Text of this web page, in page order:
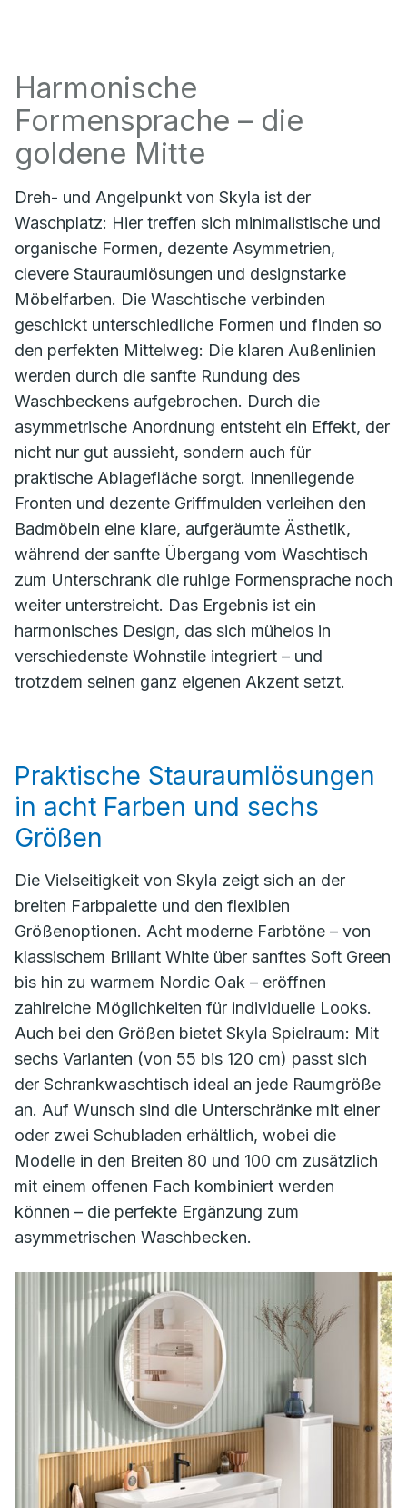
Harmonische
Formensprache – die
goldene Mitte
Dreh- und Angelpunkt von Skyla ist der
Waschplatz: Hier treffen sich minimalistische und
organische Formen, dezente Asymmetrien,
clevere Stauraumlösungen und designstarke
Möbelfarben. Die Waschtische verbinden
geschickt unterschiedliche Formen und finden so
den perfekten Mittelweg: Die klaren Außenlinien
werden durch die sanfte Rundung des
Waschbeckens aufgebrochen. Durch die
asymmetrische Anordnung entsteht ein Effekt, der
nicht nur gut aussieht, sondern auch für
praktische Ablagefläche sorgt. Innenliegende
Fronten und dezente Griffmulden verleihen den
Badmöbeln eine klare, aufgeräumte Ästhetik,
während der sanfte Übergang vom Waschtisch
zum Unterschrank die ruhige Formensprache noch
weiter unterstreicht. Das Ergebnis ist ein
harmonisches Design, das sich mühelos in
verschiedenste Wohnstile integriert – und
trotzdem seinen ganz eigenen Akzent setzt.
Praktische Stauraumlösungen
in acht Farben und sechs
Größen
Die Vielseitigkeit von Skyla zeigt sich an der
breiten Farbpalette und den flexiblen
Größenoptionen. Acht moderne Farbtöne – von
klassischem Brillant White über sanftes Soft Green
bis hin zu warmem Nordic Oak – eröffnen
zahlreiche Möglichkeiten für individuelle Looks.
Auch bei den Größen bietet Skyla Spielraum: Mit
sechs Varianten (von 55 bis 120 cm) passt sich
der Schrankwaschtisch ideal an jede Raumgröße
an. Auf Wunsch sind die Unterschränke mit einer
oder zwei Schubladen erhältlich, wobei die
Modelle in den Breiten 80 und 100 cm zusätzlich
mit einem offenen Fach kombiniert werden
können – die perfekte Ergänzung zum
asymmetrischen Waschbecken.